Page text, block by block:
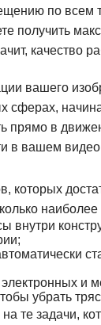
по всем
получить
качество
вашего
прямо в
в вашем
и
убрать
те задачи,